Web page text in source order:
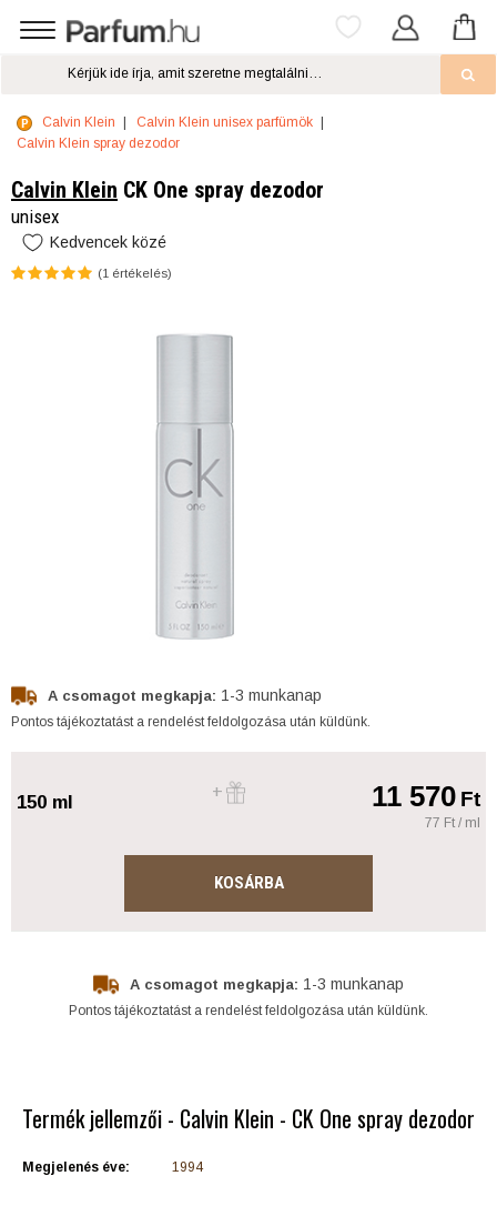
Calvin Klein
Calvin Klein unisex parfümök
Calvin Klein spray dezodor
Calvin Klein CK One spray dezodor
unisex
Kedvencek közé
(1 értékelés)
A csomagot megkapja: 1-3 munkanap
Pontos tájékoztatást a rendelést feldolgozása után küldünk.
150 ml 11 570Ft
77 Ft / ml
KOSÁRBA
A csomagot megkapja: 1-3 munkanap
Pontos tájékoztatást a rendelést feldolgozása után küldünk.
Termék jellemzői - Calvin Klein - CK One spray dezodor
Megjelenés éve: 1994